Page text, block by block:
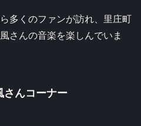
多くのファンが訪れ、里庄町
さんの音楽を楽しんでいま
さんコーナー